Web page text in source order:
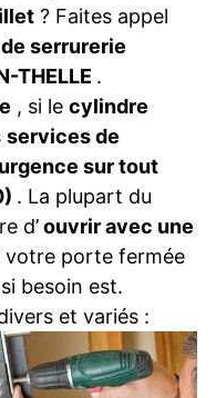
? Faites appel
serrurerie
THELLE .
, si le cylindre
services de
urgence sur tout
. La plupart du
d’ouvrir avec une
votre porte fermée
besoin est.
et variés :